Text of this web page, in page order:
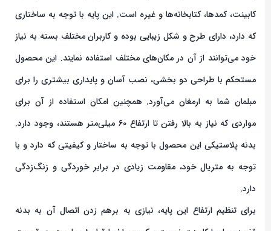
کابینت، کمدها، کتابخانه‌ها و غیره است. این پایه با توجه به ساختاری
که دارد، دارای طرح و شکل زیبایی بوده و کاربران مختلف بسته به نیاز
خود می‌توانند از آن در مکان‌های مختلف استفاده نمایند. این محصول
مستحکم با طراحی دو بخشی، نصب آسان و پایداری بیشتری را برای
مبلمان شما به ارمغان می‌آورد. همچنین امکان استفاده از آن برای
مواردی که نیاز به بالا رفتن تا ارتفاع ۶۰ میلی‌متر هستند، وجود دارد.
بدنه پلاستیکی این محصول با توجه به ساختار و کیفیتی که دارد و با
توجه به متریال خود، مقاومت زیادی در برابر خوردگی و زنگ‌زدگی
دارد.
برای تنظیم ارتفاع این پایه، نیازی به برهم زدن اتصال آن به بدنه